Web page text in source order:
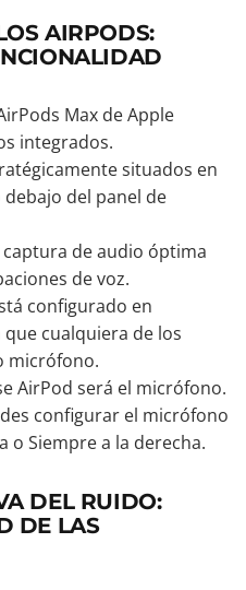
AIRPODS:
Max de Apple
integrados.
situados en
del panel de
de audio óptima
de voz.
configurado en
cualquiera de los
micrófono.
AirPod será el micrófono.
configurar el micrófono
o Siempre a la derecha.
DEL RUIDO:
DE LAS